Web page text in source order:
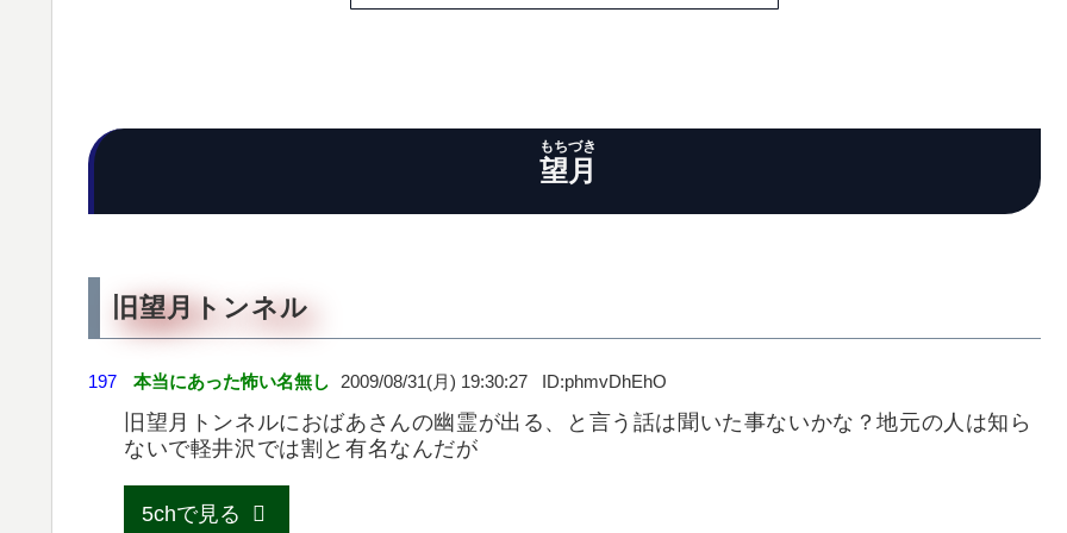
望月
もちづき
旧望月トンネル
197 本当にあった怖い名無し 2009/08/31(月) 19:30:27 phmvDhEhO
旧望月トンネルにおばあさんの幽霊が出る、と言う話は聞いた事ないかな？地元の人は知ら
ないで軽井沢では割と有名なんだが
5chで見る